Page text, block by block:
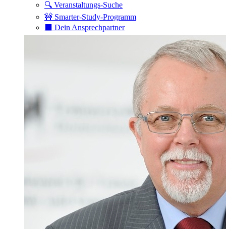
🔍 Veranstaltungs-Suche
🚧 Smarter-Study-Programm
⬛️ Dein Ansprechpartner